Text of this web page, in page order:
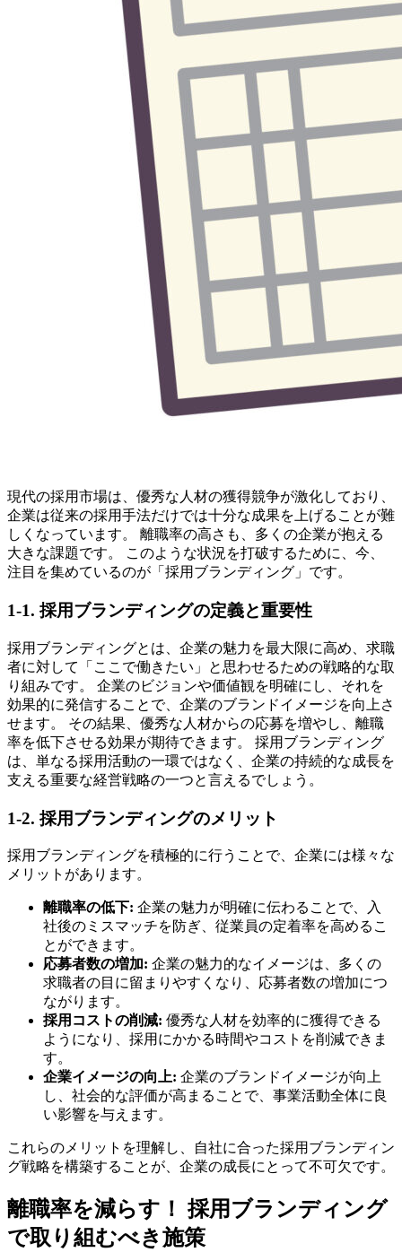
現代の採用市場は、優秀な人材の獲得競争が激化しており、
企業は従来の採用手法だけでは十分な成果を上げることが難
しくなっています。 離職率の高さも、多くの企業が抱える
大きな課題です。 このような状況を打破するために、今、
注目を集めているのが「採用ブランディング」です。
1-1. 採用ブランディングの定義と重要性
採用ブランディングとは、企業の魅力を最大限に高め、求職
者に対して「ここで働きたい」と思わせるための戦略的な取
り組みです。 企業のビジョンや価値観を明確にし、それを
効果的に発信することで、企業のブランドイメージを向上さ
せます。 その結果、優秀な人材からの応募を増やし、離職
率を低下させる効果が期待できます。 採用ブランディング
は、単なる採用活動の一環ではなく、企業の持続的な成長を
支える重要な経営戦略の一つと言えるでしょう。
1-2. 採用ブランディングのメリット
採用ブランディングを積極的に行うことで、企業には様々な
メリットがあります。
離職率の低下: 企業の魅力が明確に伝わることで、入
社後のミスマッチを防ぎ、従業員の定着率を高めるこ
とができます。
応募者数の増加: 企業の魅力的なイメージは、多くの
求職者の目に留まりやすくなり、応募者数の増加につ
ながります。
採用コストの削減: 優秀な人材を効率的に獲得できる
ようになり、採用にかかる時間やコストを削減できま
す。
企業イメージの向上: 企業のブランドイメージが向上
し、社会的な評価が高まることで、事業活動全体に良
い影響を与えます。
これらのメリットを理解し、自社に合った採用ブランディン
グ戦略を構築することが、企業の成長にとって不可欠です。
離職率を減らす！ 採用ブランディング
で取り組むべき施策